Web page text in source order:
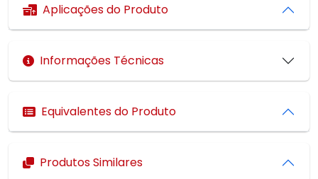
Aplicações do Produto
Informações Técnicas
Equivalentes do Produto
Produtos Similares